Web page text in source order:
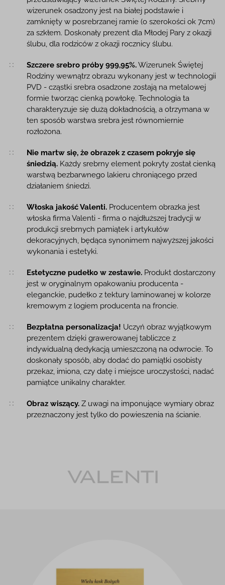
wizerunek osadzony jest na białej podstawie i
zamknięty w posrebrzanej ramie (o szerokości ok 7cm)
za szkłem. Doskonały prezent dla Młodej Pary z okazji
ślubu, dla rodziców z okazji rocznicy ślubu.
Szczere srebro próby 999,95%.Wizerunek Świętej
Rodziny wewnątrz obrazu wykonany jest w technologii
PVD - cząstki srebra osadzone zostają na metalowej
formie tworząc cienką powłokę. Technologia ta
charakteryzuje się dużą dokładnością, a otrzymana w
ten sposób warstwa srebra jest równomiernie
rozłożona.
Nie martw się, że obrazek z czasem pokryje się
śniedzią.Każdy srebrny element pokryty został cienką
warstwą bezbarwnego lakieru chroniącego przed
działaniem śniedzi.
Włoska jakość Valenti.Producentem obrazka jest
włoska firma Valenti - firma o najdłuższej tradycji w
produkcji srebrnych pamiątek i artykułów
dekoracyjnych, będąca synonimem najwyższej jakości
wykonania i estetyki.
Estetyczne pudełko w zestawie.Produkt dostarczony
jest w oryginalnym opakowaniu producenta -
eleganckie, pudełko z tektury laminowanej w kolorze
kremowym z logiem producenta na froncie.
Bezpłatna personalizacja! Uczyń obraz wyjątkowym
prezentem dzięki grawerowanej tabliczce z
indywidualną dedykacją umieszczoną na odwrocie. To
doskonały sposób, aby dodać do pamiątki osobisty
przekaz, imiona, czy datę i miejsce uroczystości, nadać
pamiątce unikalny charakter.
Obraz wiszący.Z uwagi na imponujące wymiary obraz
przeznaczony jest tylko do powieszenia na ścianie.